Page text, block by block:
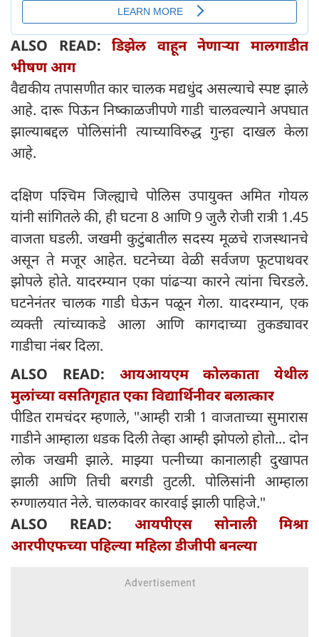
ALSO READ:डिझेल वाहून नेणाऱ्या मालगाडीत
भीषण आग
वैद्यकीय तपासणीत कार चालक मद्यधुंद असल्याचे स्पष्ट झाले
आहे. दारू पिऊन निष्काळजीपणे गाडी चालवल्याने अपघात
झाल्याबद्दल पोलिसांनी त्याच्याविरुद्ध गुन्हा दाखल केला
आहे.
दक्षिण पश्चिम जिल्ह्याचे पोलिस उपायुक्त अमित गोयल
यांनी सांगितले की, ही घटना 8 आणि 9 जुलै रोजी रात्री 1.45
वाजता घडली. जखमी कुटुंबातील सदस्य मूळचे राजस्थानचे
असून ते मजूर आहेत. घटनेच्या वेळी सर्वजण फूटपाथवर
झोपले होते. यादरम्यान एका पांढऱ्या कारने त्यांना चिरडले.
घटनेनंतर चालक गाडी घेऊन पळून गेला. यादरम्यान, एक
व्यक्ती त्यांच्याकडे आला आणि कागदाच्या तुकड्यावर
गाडीचा नंबर दिला.
ALSO READ: आयआयएम कोलकाता येथील
मुलांच्या वसतिगृहात एका विद्यार्थिनीवर बलात्कार
पीडित रामचंदर म्हणाले, "आम्ही रात्री 1 वाजताच्या सुमारास
गाडीने आम्हाला धडक दिली तेव्हा आम्ही झोपलो होतो... दोन
लोक जखमी झाले. माझ्या पत्नीच्या कानालाही दुखापत
झाली आणि तिची बरगडी तुटली. पोलिसांनी आम्हाला
रुग्णालयात नेले. चालकावर कारवाई झाली पाहिजे."
ALSO READ: आयपीएस सोनाली मिश्रा
आरपीएफच्या पहिल्या महिला डीजीपी बनल्या